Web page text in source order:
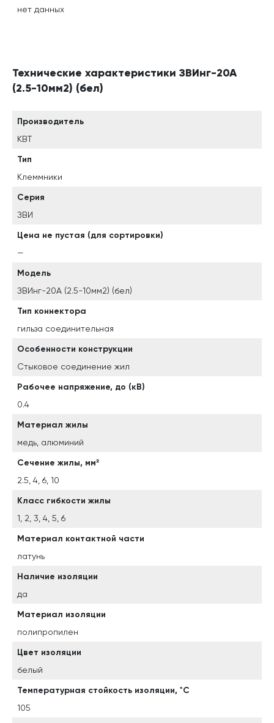
нет данных
Технические характеристики ЗВИнг-20А
(2.5-10мм2) (бел)
Производитель
КВТ
Тип
Клеммники
Серия
ЗВИ
Цена не пустая (для сортировки)
—
Модель
ЗВИнг-20А (2.5-10мм2) (бел)
Тип коннектора
гильза соединительная
Особенности конструкции
Стыковое соединение жил
Рабочее напряжение, до (кВ)
0.4
Материал жилы
медь, алюминий
Сечение жилы, мм²
2.5, 4, 6, 10
Класс гибкости жилы
1, 2, 3, 4, 5, 6
Материал контактной части
латунь
Наличие изоляции
да
Материал изоляции
полипропилен
Цвет изоляции
белый
Температурная стойкость изоляции, ˚С
105